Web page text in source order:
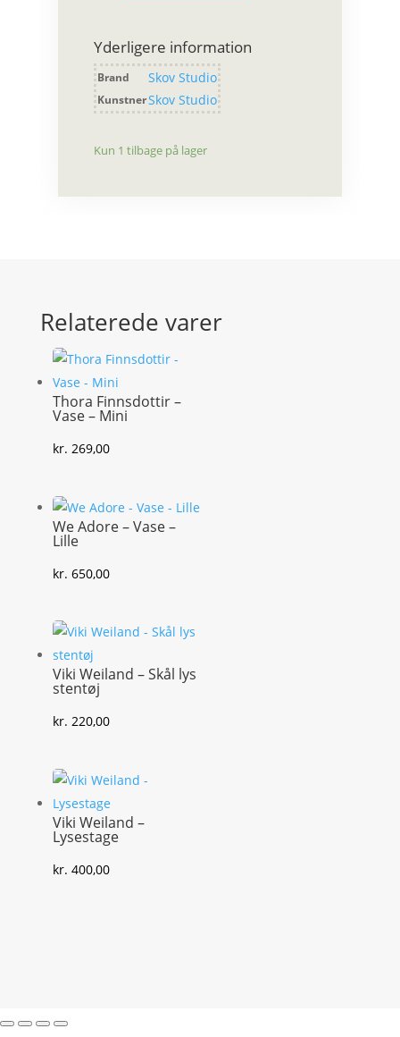
CY8
Cypres
vase
antal
Yderligere information
Brand Skov Studio
KunstnerSkov Studio
Kun 1 tilbage på lager
Relaterede varer
Thora Finnsdottir –
Vase – Mini
kr. 269,00
We Adore – Vase –
Lille
kr. 650,00
Viki Weiland – Skål lys
stentøj
kr. 220,00
Viki Weiland –
Lysestage
kr. 400,00